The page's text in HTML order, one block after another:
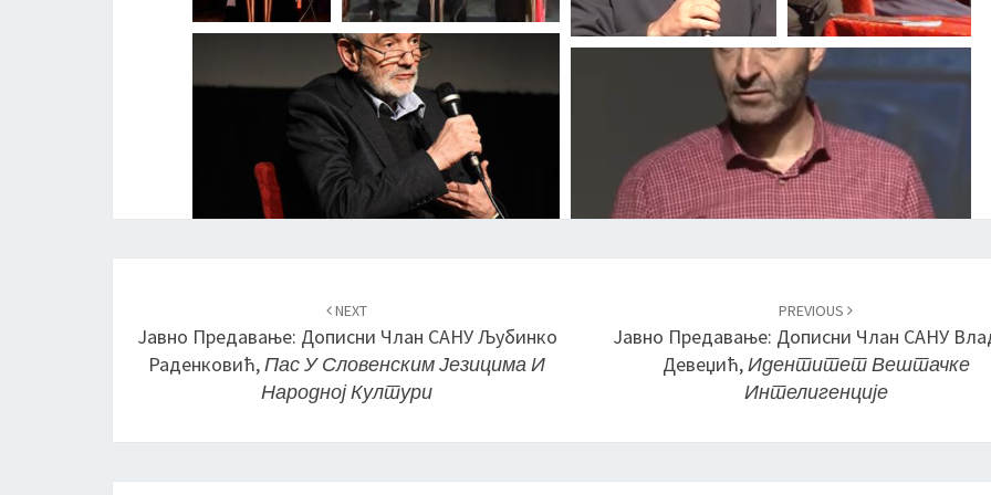
navigation
NEXT
Јавно Предавање: Дописни Члан САНУ Љубинко
Раденковић,Пас У Словенским Језицима И
Народној Култури
PREVIOUS
Јавно Предавање: Дописни Члан САНУ
Девеџић,Идентитет Вештачке
Интелигенције